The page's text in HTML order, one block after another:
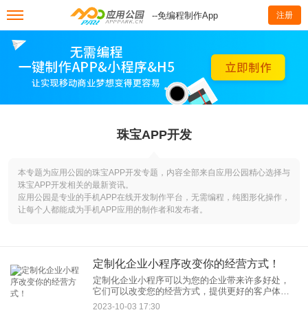
--免编程制作App 注册
珠宝APP开发
本专题为应用公园的珠宝APP开发专题，内容全部来自应用公园精心选择与
珠宝APP开发相关的最新资讯。
应用公园是专业的手机APP在线开发制作平台，无需编程，纯图形化操作，
让每个人都能成为手机APP应用的制作者和发布者。
定制化企业小程序改变你的经营方式！
定制化企业小程序可以为您的企业带来许多好处，
它们可以改变您的经营方式，提供更好的客户体
验，并增强您的品牌价值。以下是一些方式，定制
化企业小程序如何改变您的经营方式：
2023-10-03 17:30